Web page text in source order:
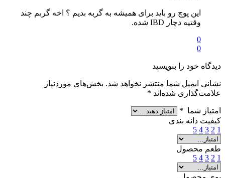
این پوچ رو باید برای همیشه به گربه بدیم ؟ اخه گربم چند
وقتیه دچار IBD شده.
0
0
دیدگاه خود را بنویسید
نشانی ایمیل شما منتشر نخواهد شد. بخش‌های موردنیاز
علامت‌گذاری شده‌اند *
امتیاز شما *
کیفیت دانه بندی
1
2
3
4
5
طعم محصول
1
2
3
4
5